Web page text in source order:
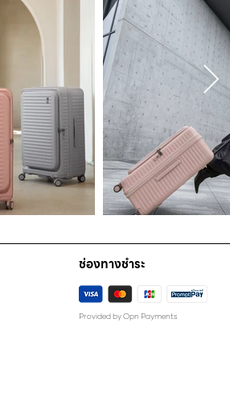
ช่องทางชำระ
Provided by Opn Payments